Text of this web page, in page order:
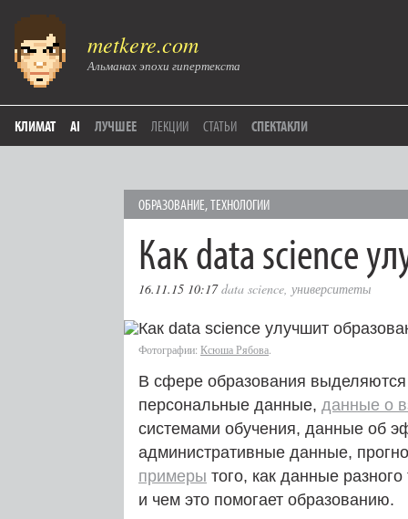
metkere.com
Альманах эпохи гипертекста
КЛИМАТ AI ЛУЧШЕЕ ЛЕКЦИИ СТАТЬИ СПЕКТАКЛИ
ОБРАЗОВАНИЕ,ТЕХНОЛОГИИ
Как data science
16.11.15 10:17 data science, университеты
Фотографии: Ксюша Рябова
В сфере образования
персональные данные, данные о
системами обучения, данные об
административные данные,
примеры того, как данные
и чем это помогает образованию.